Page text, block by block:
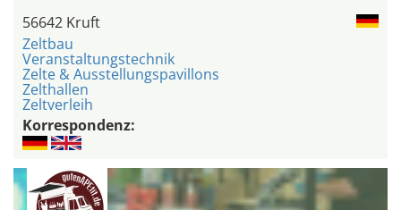
56642 Kruft
Zeltbau
Veranstaltungstechnik
Zelte & Ausstellungspavillons
Zelthallen
Zeltverleih
Korrespondenz: